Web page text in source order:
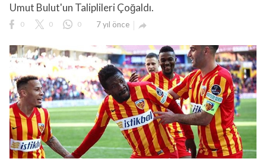
Umut Bulut'un Taliplileri Çoğaldı.
0 0 0 7 yıl önce 